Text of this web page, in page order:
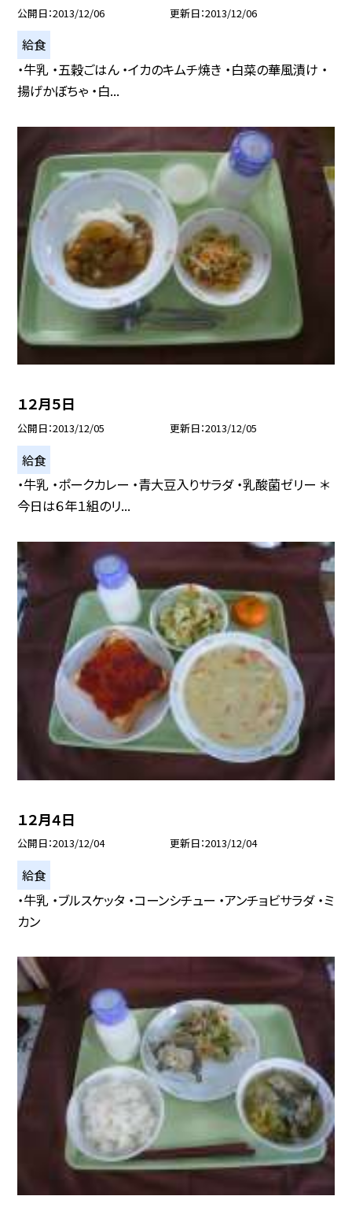
公開日 2013/12/06 更新日 2013/12/06
給食
・牛乳 ・五穀ごはん ・イカのキムチ焼き ・白菜の華風漬け ・
揚げかぼちゃ ・白...
１２月５日
公開日 2013/12/05 更新日 2013/12/05
給食
・牛乳 ・ポークカレー ・青大豆入りサラダ ・乳酸菌ゼリー ＊
今日は６年１組のリ...
１２月４日
公開日 2013/12/04 更新日 2013/12/04
給食
・牛乳 ・ブルスケッタ ・コーンシチュー ・アンチョビサラダ ・ミ
カン